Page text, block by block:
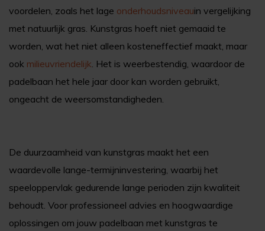
voordelen, zoals het lage onderhoudsniveauin vergelijking
met natuurlijk gras. Kunstgras hoeft niet gemaaid te
worden, wat het niet alleen kosteneffectief maakt, maar
ook milieuvriendelijk. Het is weerbestendig, waardoor de
padelbaan het hele jaar door kan worden gebruikt,
ongeacht de weersomstandigheden.
De duurzaamheid van kunstgras maakt het een
waardevolle lange-termijninvestering, waarbij het
speeloppervlak gedurende lange perioden zijn kwaliteit
behoudt. Voor professioneel advies en hoogwaardige
oplossingen om jouw padelbaan met kunstgras te